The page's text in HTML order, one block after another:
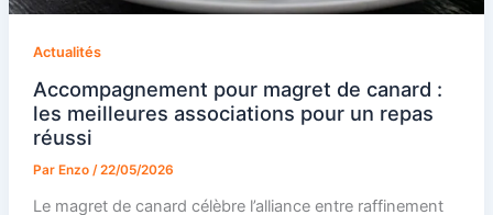
Actualités
Accompagnement pour magret de canard :
les meilleures associations pour un repas
réussi
Par Enzo /22/05/2026
Le magret de canard célèbre l’alliance entre raffinement